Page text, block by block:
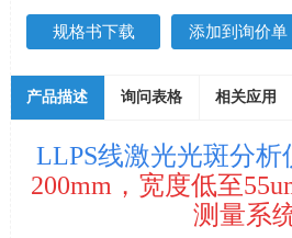
规格书下载 添加到询价单
产品描述 询问表格 相关应用
LLPS线激光光斑分析
200mm， 宽度低至
测量系